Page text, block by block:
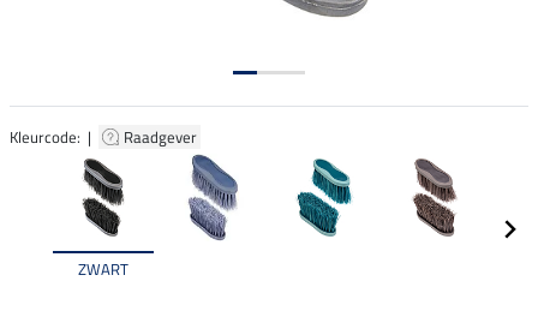
Kleurcode: | Raadgever
ZWART